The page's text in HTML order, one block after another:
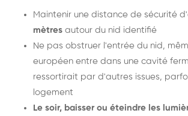
Maintenir une distance de sécurité
mètres autour du nid identifié
Ne pas obstruer l'entrée du nid,
européen entre dans une cavité
ressortirait par d'autres issues,
logement
Le soir, baisser ou éteindre les